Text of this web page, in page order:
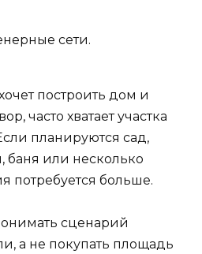
сети.
построить дом и
часто хватает участка
планируются сад,
баня или несколько
потребуется больше.
сценарий
а не покупать площадь